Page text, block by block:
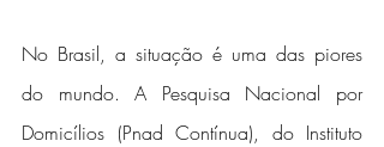
No Brasil, a situação é uma das piores
do mundo. A Pesquisa Nacional por
Domicílios (Pnad Contínua), do Instituto